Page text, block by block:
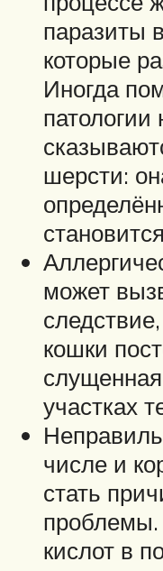
паразиты
которые
Иногда
патологии
шерсти:
может
кошки
участках
числе и
стать
кислот в